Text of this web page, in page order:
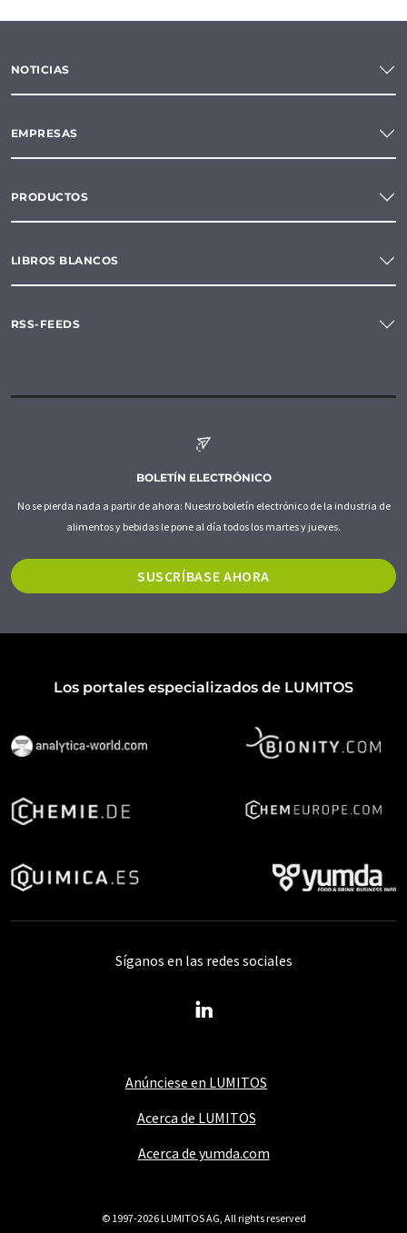
NOTICIAS
EMPRESAS
PRODUCTOS
LIBROS BLANCOS
RSS-FEEDS
BOLETÍN ELECTRÓNICO
No se pierda nada a partir de ahora: Nuestro boletín electrónico de la industria de
alimentos y bebidas le pone al día todos los martes y jueves.
SUSCRÍBASE AHORA
Los portales especializados de LUMITOS
Anúnciese en LUMITOS
Acerca de LUMITOS
Acerca de yumda.com
Síganos en las redes sociales
© 1997-2026 LUMITOS AG, All rights reserved